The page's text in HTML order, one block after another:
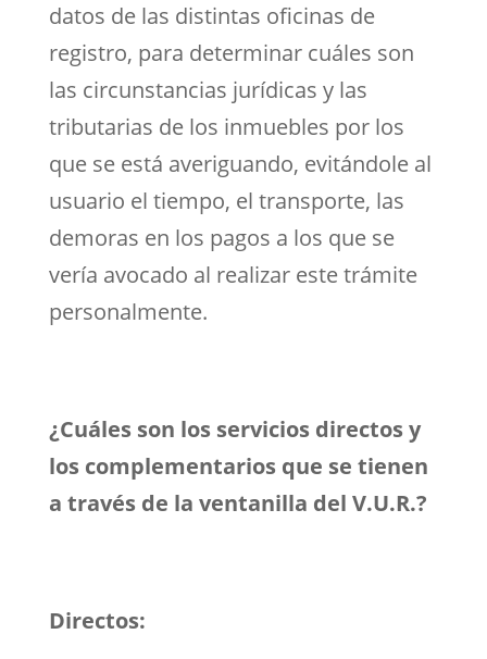
datos de las distintas oficinas de
registro, para determinar cuáles son
las circunstancias jurídicas y las
tributarias de los inmuebles por los
que se está averiguando, evitándole al
usuario el tiempo, el transporte, las
demoras en los pagos a los que se
vería avocado al realizar este trámite
personalmente.
¿Cuáles son los servicios directos y
los complementarios que se tienen
a través de la ventanilla del V.U.R.?
Directos: